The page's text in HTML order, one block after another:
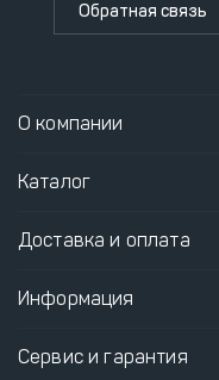
Обратная связь
О компании
Каталог
Доставка и оплата
Информация
Сервис и гарантия